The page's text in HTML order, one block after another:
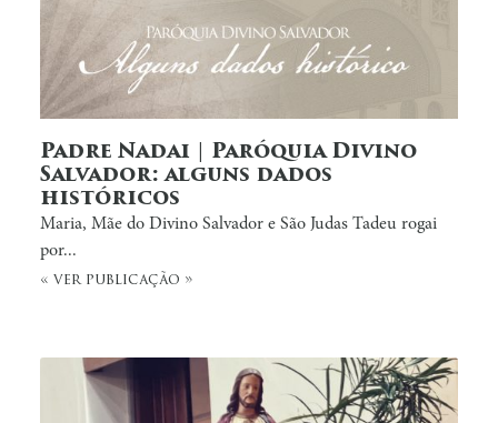
Padre Nadai | Paróquia Divino
Salvador: alguns dados
históricos
Maria, Mãe do Divino Salvador e São Judas Tadeu rogai
por...
« ver publicação »